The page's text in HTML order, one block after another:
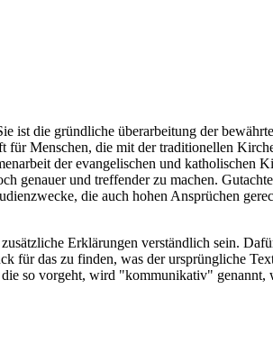
die gründliche überarbeitung der
Menschen, die mit der traditionellen
der evangelischen und katholischen
genauer und treffender zu machen.
die auch hohen Ansprüchen
Erklärungen verständlich sein.
für das zu finden, was der ursprüngliche
so vorgeht, wird "kommunikativ"